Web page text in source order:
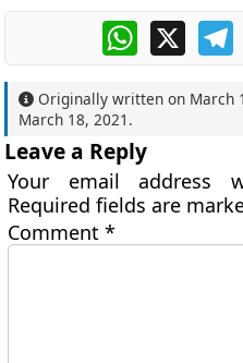
WhatsApp
X
Originally written on March
March 18, 2021 .
Leave a Reply
Your email address
Required fields are
Comment*